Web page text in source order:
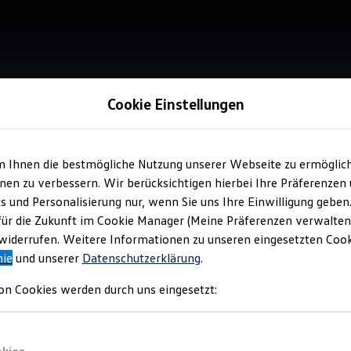
Cookie Einstellungen
Ihnen die bestmögliche Nutzung unserer Webseite zu
zu verbessern. Wir berücksichtigen hierbei Ihre
Personalisierung nur, wenn Sie uns Ihre Einwilligung
die Zukunft im Cookie Manager (Meine Präferenzen
Weitere Informationen zu unseren eingesetzten
und unserer Datenschutzerklärung.
Cookies werden durch uns eingesetzt: